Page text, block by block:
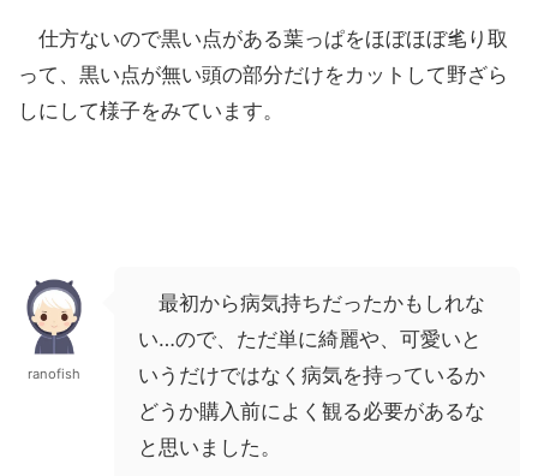
仕方ないので黒い点がある葉っぱをほぼほぼ毟り取
って、黒い点が無い頭の部分だけをカットして野ざら
しにして様子をみています。
ranofish
最初から病気持ちだったかもしれな
い…ので、ただ単に綺麗や、可愛いと
いうだけではなく病気を持っているか
どうか購入前によく観る必要があるな
と思いました。